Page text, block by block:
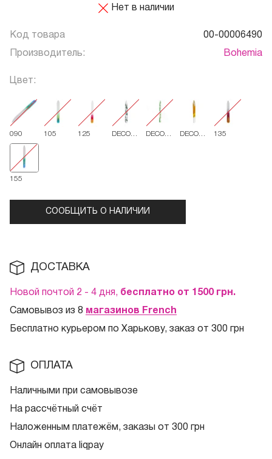
Нет в наличии
Код товара 00-00006490
Производитель: Bohemia
Цвет:
090 105 125
DECO
DECO
DECO
135
155
СООБЩИТЬ О НАЛИЧИИ
ДОСТАВКА
Новой почтой 2 - 4 дня, бесплатно от 1500 грн.
Самовывоз из 8 магазинов French
Бесплатно курьером по Харькову, заказ от 300 грн
ОПЛАТА
Наличными при самовывозе
На рассчётный счёт
Наложенным платежём, заказы от 300 грн
Онлайн оплата liqpay